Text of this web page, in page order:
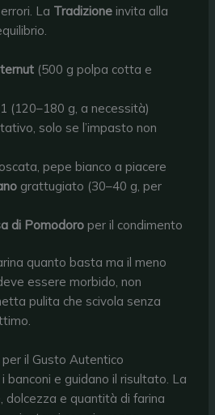
La Tradizione invita alla
(500 g polpa cotta e
(120–180 g, a necessità)
solo se l’impasto non
pepe bianco a piacere
grattugiato (30–40 g, per
di Pomodoro per il condimento
quanto basta ma il meno
essere morbido, non
pulita che scivola senza
il Gusto Autentico
banconi e guidano il risultato. La
dolcezza e quantità di farina